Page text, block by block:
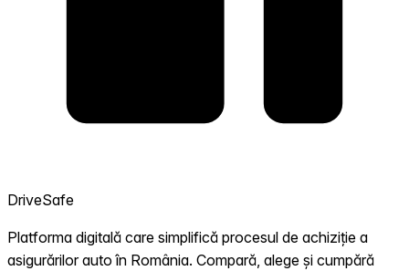
DriveSafe
Platforma digitală care simplifică procesul de achiziție a
asigurărilor auto în România. Compară, alege și cumpără